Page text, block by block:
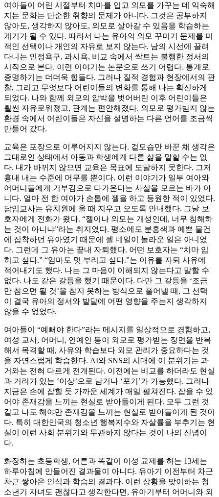
여아들이 어린 시절부터 치마를 입고 외모를 가꾸는 데 익숙해
지는 문화는 단순한 취향의 문제가 아니다. 그것은 공부하지
않아도, 생각하지 않아도, 외모로 살아갈 수 있음을 학습하는
계기가 될 수 있다. 따라서 나는 유아의 외모 꾸미기 문제를 미
적인 선택이나 개인의 자유로 보지 않는다. 남의 시선에 끌려
다니는 인정욕구, 과시욕, 비교 속에서 싹트는 불행한 정서의
시작으로 본다. 이런 이야기는 논문으로 쓰기 어렵다. 통계로
증명하기는 더더욱 힘들다. 그러나 질적 경험과 현장에서의 관
찰, 그리고 무엇보다 어린이들의 변화를 통해 나는 확신하게
되었다. 나와 함께 외모의 압박을 벗어버린 이후 어린이들은
훨씬 자유로워졌고, 관계는 편안해졌다. 외모로 평가받지 않는
환경 속에서 어린이들은 자신을 설명하는 다른 언어를 조금씩
만들어 갔다.
교육은 포장으로 이루어지지 않는다. 겉모습만 바꾼 채 생각은
그대로인 상태에서 아동과 학생에게 다른 삶을 말할 수는 없
다. 내가 바뀌지 않으면 교육은 목표에 도달하지 못한다. 그저
흉내 내는 수준에 머무를 뿐이다. 이런 이야기가 일부 여아와
어머니들에게 거부감으로 다가온다는 사실을 모르는 바가 아
니다. 얼마 전 한 여아가 손톱에 젤을 하고 등원한 적이 있었다.
담임교사는 유치원에 올 때 지우고 오도록 안내했다. 그날 보
호자에게 전화가 왔다. “젤이나 외모는 개성인데, 너무 침해하
는 것이 아니냐”라는 취지였다. 평소에도 분홍색과 예쁜 물건
에 집착하던 유아였기 때문에 젤 네일이 놀라운 일은 아니었
다. 그런데 그 유아는 끝내 자퇴했다. 어떤 보호자는 “치마 입
히고 싶다.” “엄마도 멋 부리고 싶다.”는 이유를 자퇴 사유에
적어내기도 했다. 나는 그 마음이 이해되지 않는다고 말할 수
없다. 나도 같은 갈등을 했기 때문이다. 다만 그 갈등을 ‘조금
만 참으면 될 것’을 참지 못하는 방식으로 풀어낼 때, 그 선택
이 결국 유아의 정서와 발달에 어떤 영향을 주는지 생각하지
않을 수 없었다.
여아들이 “예뻐야 한다”라는 메시지를 일상적으로 경험하고,
여성 교사, 어머니, 연예인 등이 외모로 평가받는 장면을 반복
해서 목격할 때, 사유와 학습보다 외모 관리가 중요하다는 것
을 자연스럽게 학습한다. AI와 SNS의 시대에 이 분위기는 과
거와는 전혀 다르게 전개된다. 이전에는 비교를 하더라도 현실
과 거리가 있는 ‘이상’으로 남거나 ‘포기’가 가능했다. 그러나
지금은 손에 잡힐 듯 가까운 세계가 매일 펼쳐진다. 잡을 수 있
어야 존재감을 느끼는 현실로 받아들이게 된다. 모두 그런 것
같고 나도 해야만 존재감을 느끼는 현실로 받아들이게 된 것이
다. 특히 대한민국의 청소년 행복지수와 자살률을 부추기는 현
실이 이런 사회 분위기와 무관하지 않다는 것이 나의 신념이
다.
화장하는 초등학생, 어른과 똑같이 이성 교제를 하는 13세는
하루아침에 만들어진 결과물이 아니다. 유아기 이전부터 차근
차근 쌓아온 인식과 학습의 결과다. 이런 상황을 맞이하는 청
소년기 자녀도 괜찮다고 생각한다면, 유아기부터 어머니와 외